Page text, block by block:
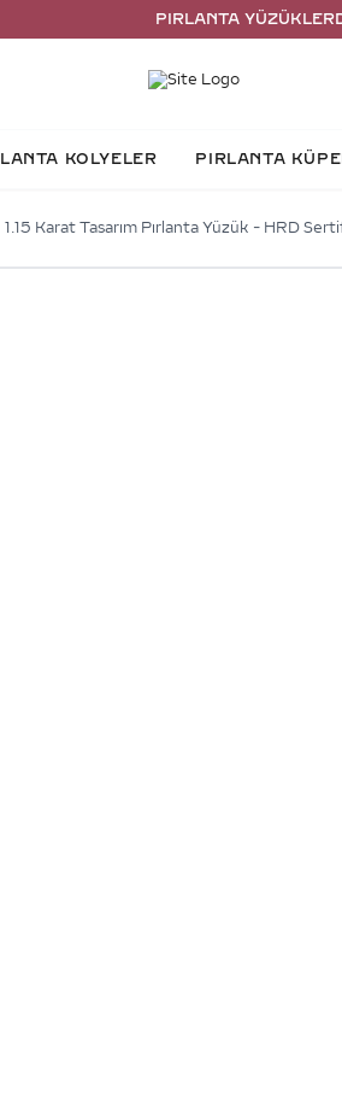
PIRLANTA
KOLYELER PIRLANTA
1.15 Karat Tasarım Pırlanta Yüzük - HRD